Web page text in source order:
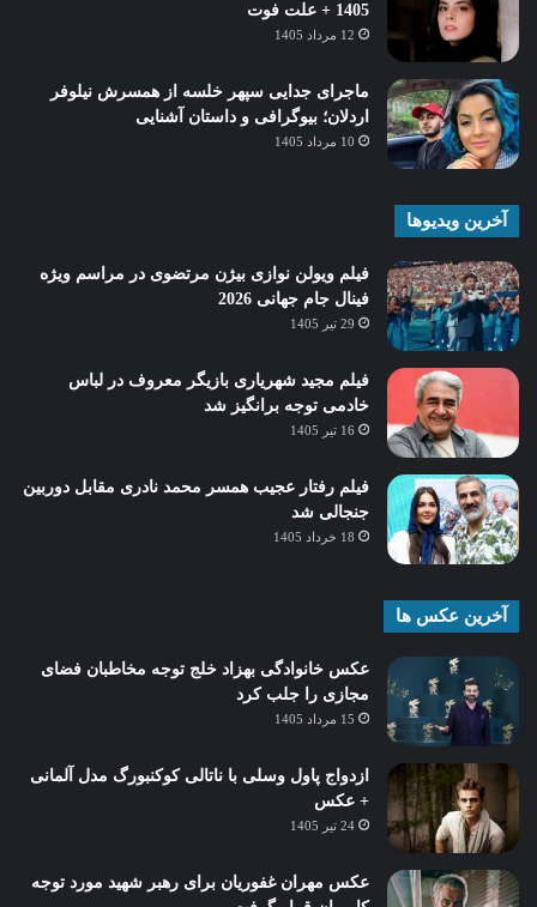
1405 + علت فوت
12 مرداد 1405
ماجرای جدایی سپهر خلسه از همسرش نیلوفر
اردلان؛ بیوگرافی و داستان آشنایی
10 مرداد 1405
آخرین ویدیوها
فیلم ویولن نوازی بیژن مرتضوی در مراسم ویژه
فینال جام جهانی 2026
29 تیر 1405
فیلم مجید شهریاری بازیگر معروف در لباس
خادمی توجه برانگیز شد
16 تیر 1405
فیلم رفتار عجیب همسر محمد نادری مقابل دوربین
جنجالی شد
18 خرداد 1405
آخرین عکس ها
عکس خانوادگی بهزاد خلج توجه مخاطبان فضای
مجازی را جلب کرد
15 مرداد 1405
ازدواج پاول وسلی با ناتالی کوکنبورگ مدل آلمانی
+ عکس
24 تیر 1405
عکس مهران غفوریان برای رهبر شهید مورد توجه